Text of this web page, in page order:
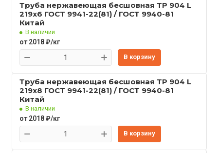
Труба нержавеющая бесшовная TP 904 L
219x6 ГОСТ 9941-22(81) / ГОСТ 9940-81
Китай
В наличии
от 2018 ₽/кг
В корзину
Труба нержавеющая бесшовная TP 904 L
219x8 ГОСТ 9941-22(81) / ГОСТ 9940-81
Китай
В наличии
от 2018 ₽/кг
В корзину